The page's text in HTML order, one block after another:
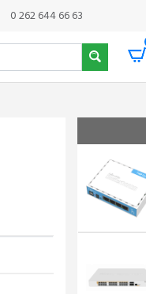
0 262 644 66 63